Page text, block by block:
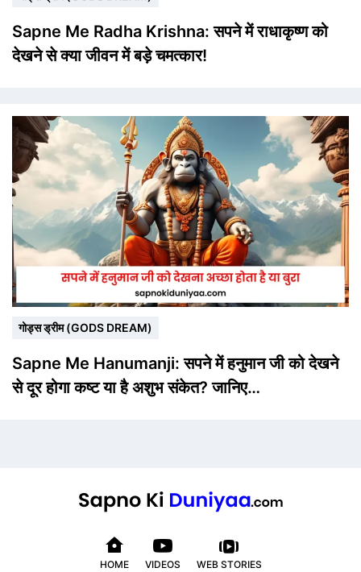
Sapne Me Radha Krishna: सपने में राधाकृष्ण को
देखने से क्या जीवन में बड़े चमत्कार!
गोड्स ड्रीम (GODS DREAM)
Sapne Me Hanumanji: सपने में हनुमान जी को देखने
से दूर होगा कष्ट या है अशुभ संकेत? जानिए…
HOME VIDEOS WEB STORIES